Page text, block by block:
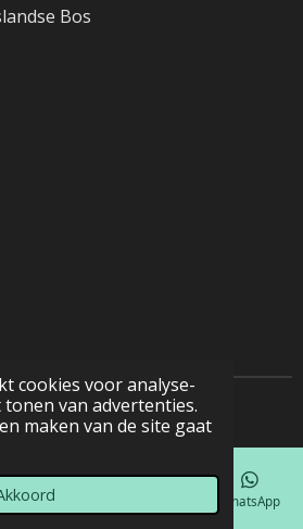
cookies voor analyse-
van advertenties.
maken van de site gaat
Bos
WhatsApp